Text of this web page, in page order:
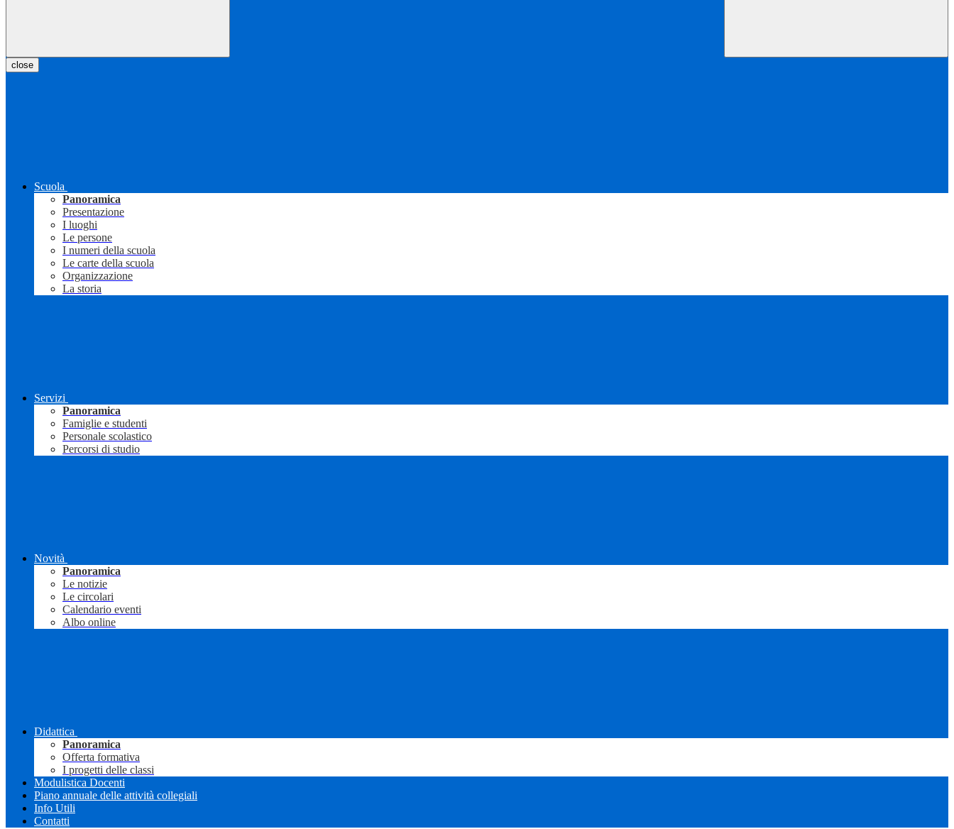
close
Scuola
Panoramica
Presentazione
I luoghi
Le persone
I numeri della scuola
Le carte della scuola
Organizzazione
La storia
Servizi
Panoramica
Famiglie e studenti
Personale scolastico
Percorsi di studio
Novità
Panoramica
Le notizie
Le circolari
Calendario eventi
Albo online
Didattica
Panoramica
Offerta formativa
I progetti delle classi
Modulistica Docenti
Piano annuale delle attività collegiali
Info Utili
Contatti